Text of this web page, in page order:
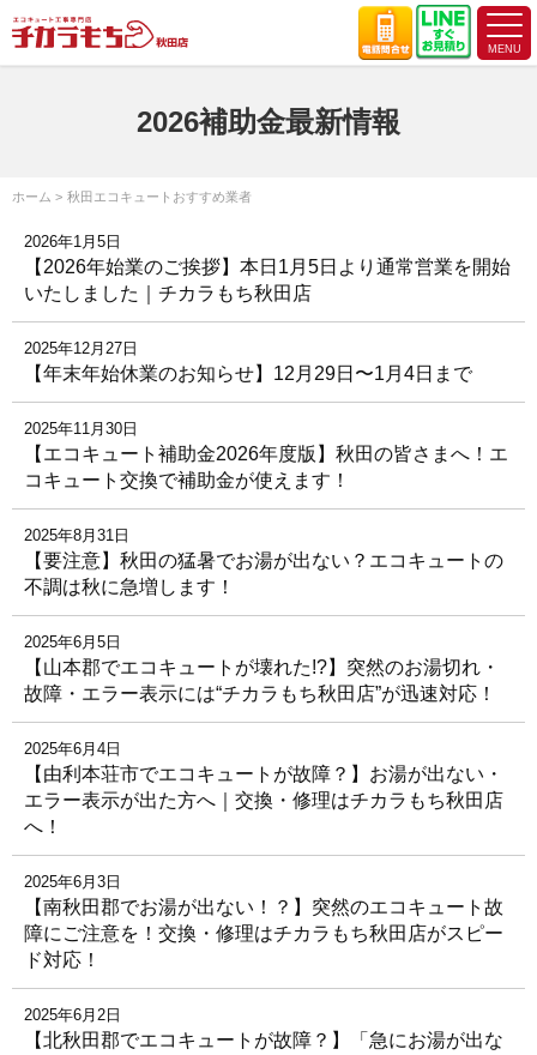
2026補助金最新情報
ホーム 秋田エコキュートおすすめ業者
2026年1月5日
【2026年始業のご挨拶】本日1月5日より通常営業を開始
いたしました｜チカラもち秋田店
2025年12月27日
【年末年始休業のお知らせ】12月29日〜1月4日まで
2025年11月30日
【エコキュート補助金2026年度版】秋田の皆さまへ！エ
コキュート交換で補助金が使えます！
2025年8月31日
【要注意】秋田の猛暑でお湯が出ない？エコキュートの
不調は秋に急増します！
2025年6月5日
【山本郡でエコキュートが壊れた!?】突然のお湯切れ・
故障・エラー表示には“チカラもち秋田店”が迅速対応！
2025年6月4日
【由利本荘市でエコキュートが故障？】お湯が出ない・
エラー表示が出た方へ｜交換・修理はチカラもち秋田店
へ！
2025年6月3日
【南秋田郡でお湯が出ない！？】突然のエコキュート故
障にご注意を！交換・修理はチカラもち秋田店がスピー
ド対応！
2025年6月2日
【北秋田郡でエコキュートが故障？】「急にお湯が出な